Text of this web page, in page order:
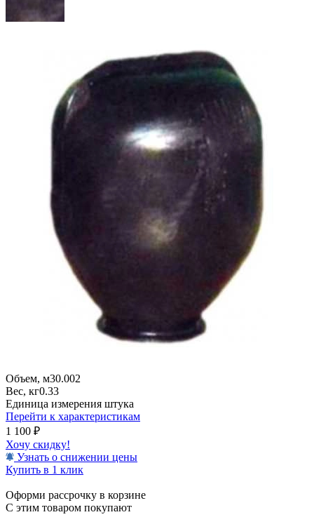
Объем, м30.002
Вес, кг0.33
Единица измерения штука
Перейти к характеристикам
1 100 ₽
Хочу скидку!
Узнать о снижении цены
Купить в 1 клик
Оформи рассрочку в корзине
С этим товаром покупают